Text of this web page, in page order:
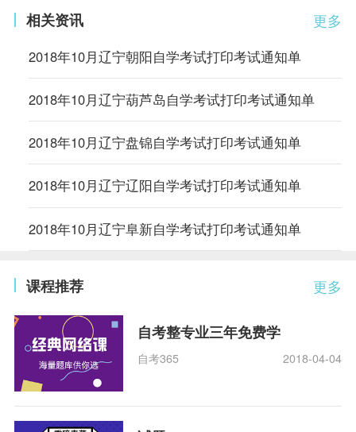
更多
相关资讯
2018年10月辽宁朝阳自学考试打印考试通知单
2018年10月辽宁葫芦岛自学考试打印考试通知单
2018年10月辽宁盘锦自学考试打印考试通知单
2018年10月辽宁辽阳自学考试打印考试通知单
2018年10月辽宁阜新自学考试打印考试通知单
更多
课程推荐
自考整专业三年免费学
自考365 2018-04-04